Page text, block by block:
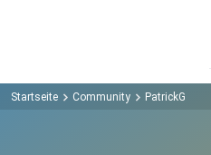
Startseite Community PatrickG